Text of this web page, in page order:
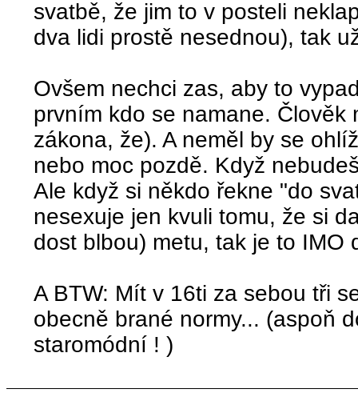
svatbě, že jim to v posteli
dva lidi prostě nesednou), tak
Ovšem nechci zas, aby to
prvním kdo se namane.
zákona, že). A neměl by se
nebo moc pozdě. Když
Ale když si někdo řekne "do
nesexuje jen kvuli tomu, že si
dost blbou) metu, tak je to IMO
A BTW: Mít v 16ti za sebou tři
obecně brané normy... (aspoň
staromódní ! )